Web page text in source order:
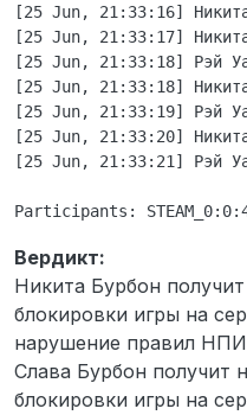
достаю
меня
просто
оказали
Нету, я
убивать
Да
[25 Jun, 21:33:16]
[25 Jun, 21:33:17]
[25 Jun, 21:33:18] Рэй
[25 Jun, 21:33:18]
[25 Jun, 21:33:19] Рэй
[25 Jun, 21:33:20]
[25 Jun, 21:33:21] Рэй
Вердикт:
Никита Бурбон
блокировки игры на
нарушение правил
Слава Бурбон получит
блокировки игры на